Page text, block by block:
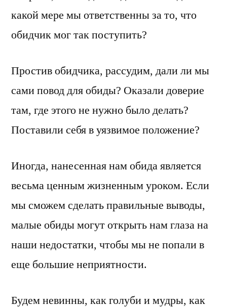
какой мере мы ответственны за то, что
обидчик мог так поступить?
Простив обидчика, рассудим, дали ли мы
сами повод для обиды? Оказали доверие
там, где этого не нужно было делать?
Поставили себя в уязвимое положение?
Иногда, нанесенная нам обида является
весьма ценным жизненным уроком. Если
мы сможем сделать правильные выводы,
малые обиды могут открыть нам глаза на
наши недостатки, чтобы мы не попали в
еще большие неприятности.
Будем невинны, как голуби и мудры, как